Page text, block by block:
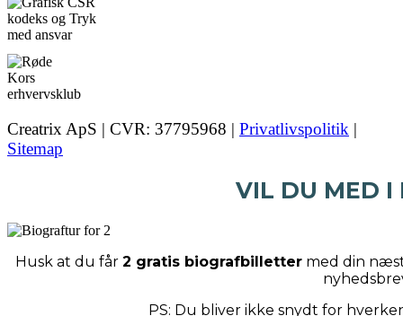
Creatrix ApS | CVR: 37795968 | Privatlivspolitik |
Sitemap
VIL DU MED I
Husk at du får 2 gratis biografbillettermed din
PS: Du bliver ikke snydt for